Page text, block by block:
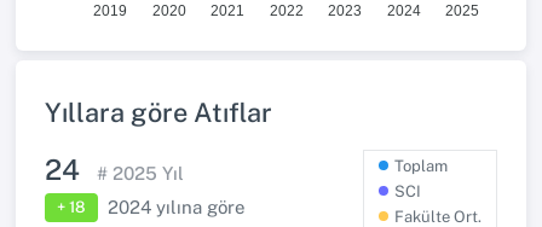
2019 2020 2021 2022 2023 2024 2025
Yıllara göre Atıflar
24 # 2025 Yıl
+ 18 2024 yılına göre
Toplam
SCI
Fakülte Ort.